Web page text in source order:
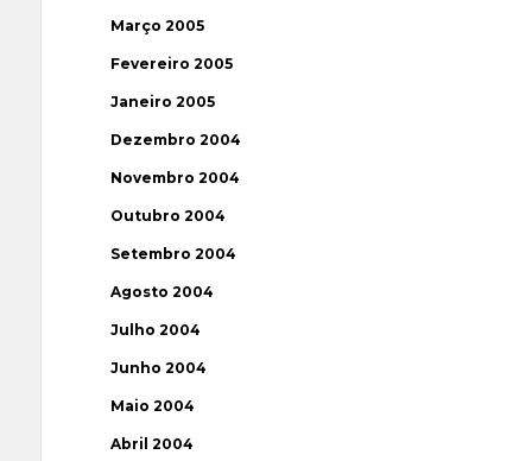
Março 2005
Fevereiro 2005
Janeiro 2005
Dezembro 2004
Novembro 2004
Outubro 2004
Setembro 2004
Agosto 2004
Julho 2004
Junho 2004
Maio 2004
Abril 2004